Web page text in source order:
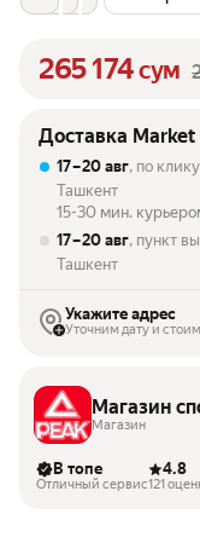
265 174сум
Доставка Market
17 – 20 авг, по клику
Ташкент
15-30 мин.
17 – 20 авг, пункт
Ташкент
Укажите адрес
Уточним дату и
Магазин
обуви PEAK
Магазин
В топе
Отличный сервис
4.8
121